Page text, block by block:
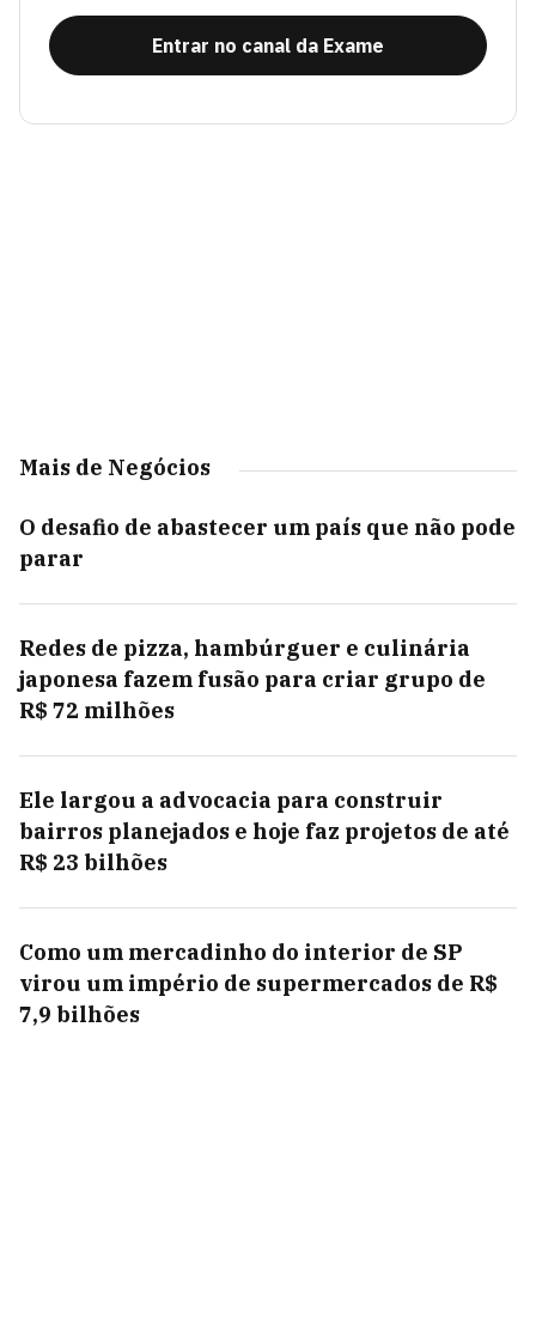
Entrar no canal da Exame
Mais de Negócios
O desafio de abastecer um país que não pode
parar
Redes de pizza, hambúrguer e culinária
japonesa fazem fusão para criar grupo de
R$ 72 milhões
Ele largou a advocacia para construir
bairros planejados e hoje faz projetos de até
R$ 23 bilhões
Como um mercadinho do interior de SP
virou um império de supermercados de R$
7,9 bilhões